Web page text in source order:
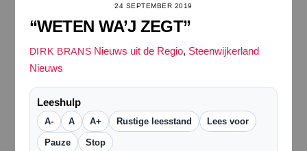
24 SEPTEMBER 2019
“WETEN WA’J ZEGT”
DIRK BRANS Nieuws uit de Regio, Steenwijkerland
Nieuws
Leeshulp
A- A A+ Rustige leesstand Lees voor
Pauze Stop